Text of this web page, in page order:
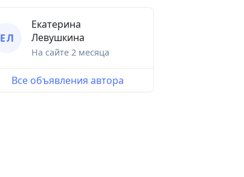
Е Л
Екатерина
Левушкина
На сайте 2 месяца
Все объявления автора